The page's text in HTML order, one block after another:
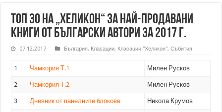
Топ 30 на „Хеликон“ за най-продавани
книги от български автори за 2017 г.
07.12.2017 България, Класации, Класации "Хеликон",Събития
1 Чамкория Т.1 Милен Русков
2 Чамкория Т.2 Милен Русков
3 Дневник от панелните блокове Никола Крумов